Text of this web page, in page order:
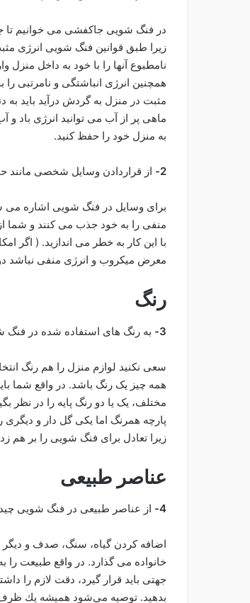
در فنگ شویی جاکفشی می خوانیم تا
زیرا طبق قوانین فنگ شویی انرژی
نامطبوع آنها را با خود به داخل
همچنین انرژی انباشتگی و نامرتبی
مثبت در منزل به گردش درآید باید
ماهی پر از آب می توانید انرژی باد
به منزل خود را حفظ کنید.
2- از قراردادن وسایل شخصی مانند
برای وسایل در فنگ شویی اشاره می
منفی را به خود جذب می کنند و شما
با این کار به خطر می اندازید. ( اگر
معرض میکروب و انرژی منفی نباشد
رنگ
3- به رنگ های استفاده شده در فنگ
سعی نکنید لوازم منزل را هم رنگ
همه چیز یک رنگ باشد. در واقع شما
مختلف، یک یا دو رنگ پایه را در نظر
پارچه همرنگ اما یکی گل دار و دیگری
زیرا تعادل برای فنگ شویی را بر هم
عناصر طبیعی
4- از عناصر طبیعی در فنگ شویی
اضافه کردن گیاه، سنگ، صدف و دیگر
خانواده می گذارد. در واقع طبیعت را
جهتی باید قرار گیرد، دقت لازم را
بدهید. توصیه می‌شود همیشه يك ظرف با